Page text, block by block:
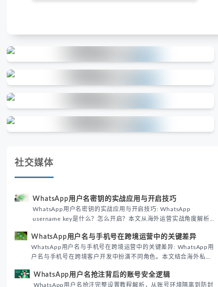
社交媒体
WhatsApp用户名密钥的实战应用与开启技巧
WhatsApp用户名密钥的实战应用与开启技巧: WhatsApp
username key是什么？怎么开启？本文从海外运营实战角度解析
境团队高效触达目标客户。
WhatsApp用户名与手机号在跨境运营中的关键差异
WhatsApp用户名与手机号在跨境运营中的关键差异: WhatsApp用
户名与手机号在跨境客户开发中扮演不同角色。本文结合海外私域
际差异，帮助团队优化WhatsApp营销策略。
WhatsApp用户名抢注背后的账号安全逻辑
WhatsApp用户名抢注完整设置教程解析，从账号环境隔离到防封